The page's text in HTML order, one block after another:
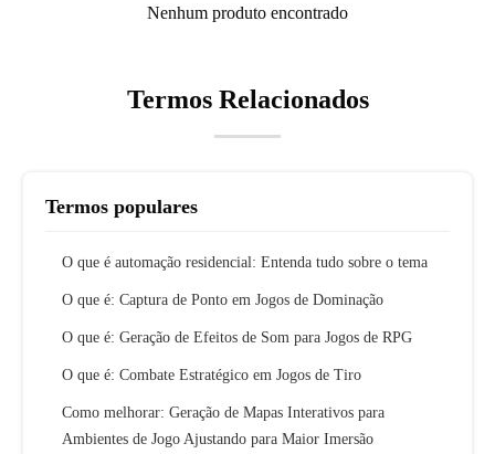
Nenhum produto encontrado
Termos Relacionados
Termos populares
O que é automação residencial: Entenda tudo sobre o tema
O que é: Captura de Ponto em Jogos de Dominação
O que é: Geração de Efeitos de Som para Jogos de RPG
O que é: Combate Estratégico em Jogos de Tiro
Como melhorar: Geração de Mapas Interativos para
Ambientes de Jogo Ajustando para Maior Imersão